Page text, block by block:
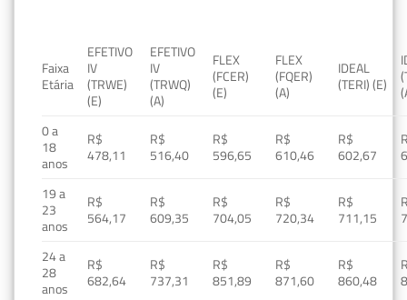
Faixa
Etária
EFETIVO
IV
(TRWE)
(E)
EFETIVO
IV
(TRWQ)
(A)
FLEX
(FCER)
(E)
FLEX
(FQER)
(A)
IDEAL
(TERI) (E)
0 a
18
anos
R$
478,11
R$
516,40
R$
596,65
R$
610,46
R$
602,67
19 a
23
anos
R$
564,17
R$
609,35
R$
704,05
R$
720,34
R$
711,15
24 a
28
anos
R$
682,64
R$
737,31
R$
851,89
R$
871,60
R$
860,48